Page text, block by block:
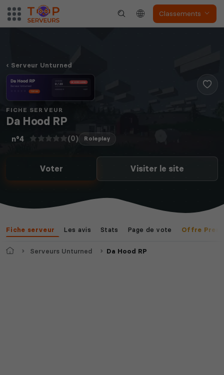
Classements
Serveur Unturned
FICHE SERVEUR
Da Hood RP
n°4 (0) Roleplay
Voter Visiter le site
Fiche serveur Les avis Stats Page de vote Offre
AccueilServeurs Unturned Da Hood RP